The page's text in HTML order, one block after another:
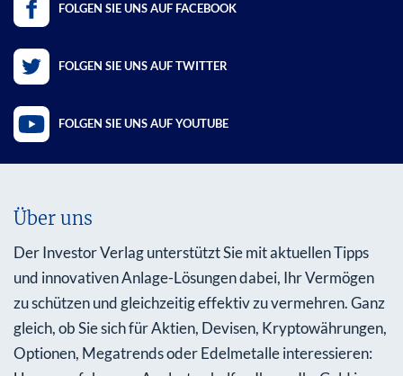
FOLGEN SIE UNS AUF FACEBOOK
FOLGEN SIE UNS AUF TWITTER
FOLGEN SIE UNS AUF YOUTUBE
Über uns
Der Investor Verlag unterstützt Sie mit aktuellen Tipps
und innovativen Anlage-Lösungen dabei, Ihr Vermögen
zu schützen und gleichzeitig effektiv zu vermehren. Ganz
gleich, ob Sie sich für Aktien, Devisen, Kryptowährungen,
Optionen, Megatrends oder Edelmetalle interessieren: